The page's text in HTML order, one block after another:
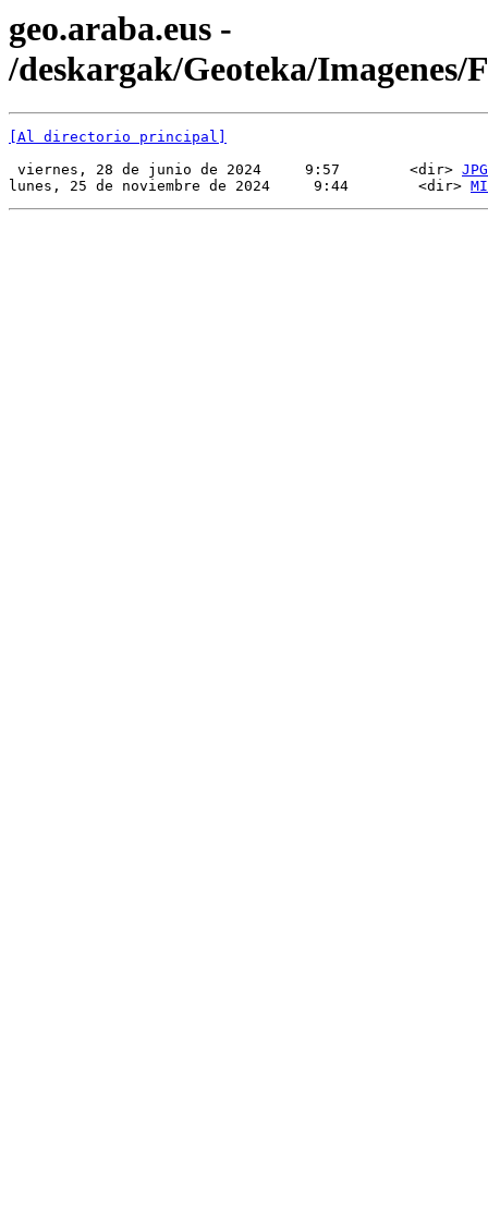
geo.araba.eus -
/deskargak/Geoteka/Imagenes/
[Al directorio principal]
viernes, 28 de junio de 2024     9:57        <dir> JPG
lunes, 25 de noviembre de 2024     9:44        <dir>